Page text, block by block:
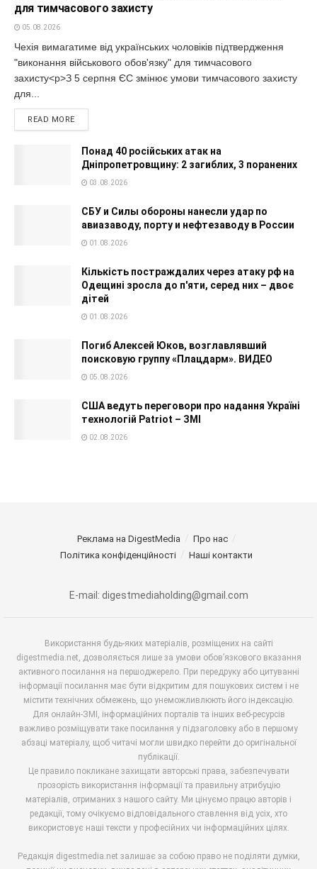
для тимчасового захисту
05.08.2026
Чехія вимагатиме від українських чоловіків підтвердження
"виконання військового обов'язку" для тимчасового
захисту<p>З 5 серпня ЄС змінює умови тимчасового захисту
для...
READ MORE
Понад 40 російських атак на
Дніпропетровщину: 2 загиблих, 3 поранених
03.08.2026
СБУ и Силы обороны нанесли удар по
авиазаводу, порту и нефтезаводу в России
01.08.2026
Кількість постраждалих через атаку рф на
Одещині зросла до п'яти, серед них – двоє
дітей
01.08.2026
Погиб Алексей Юков, возглавлявший
поисковую группу «Плацдарм». ВИДЕО
05.08.2026
США ведуть переговори про надання Україні
технологій Patriot – ЗМІ
02.08.2026
Реклама на DigestMedia
Про нас
Політика конфіденційності
Наші контакти
E-mail: digestmediaholding@gmail.com
Використання будь-яких матеріалів, розміщених на сайті
digestmedia.net, дозволяється лише за умови обов’язкового вказання
активного посилання на першоджерело. При передруку або цитуванні
інформації посилання має бути відкритим для пошукових систем і не
містити технічних обмежень, що унеможливлюють його індексацію.
Для онлайн-ЗМІ, інформаційних порталів та інших веб-ресурсів
важливо розміщувати таке посилання у підзаголовку або в першому
абзаці матеріалу, щоб читачі могли швидко перейти до оригінальної
публікації.
Це правило покликане захищати авторські права, забезпечувати
прозорість використання інформації та правильну атрибуцію
матеріалів, отриманих з нашого сайту. Ми цінуємо працю авторів і
редакції, тому очікуємо відповідального ставлення від усіх, хто
використовує наші тексти у професійних чи інформаційних цілях.
Редакція digestmedia.net залишає за собою право не поділяти думки,